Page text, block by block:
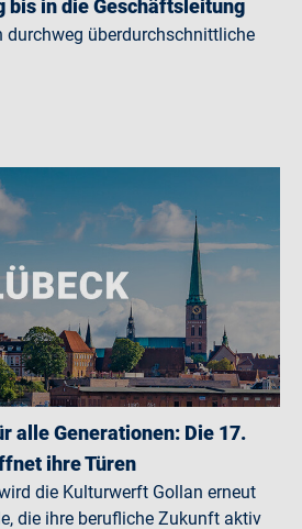
bis in die Geschäftsleitung
durchweg überdurchschnittliche
alle Generationen: Die 17.
ihre Türen
die Kulturwerft Gollan erneut
die ihre berufliche Zukunft aktiv